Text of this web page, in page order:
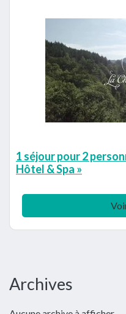
1 séjour pour 2
Hôtel & Spa »
Barre
Archives